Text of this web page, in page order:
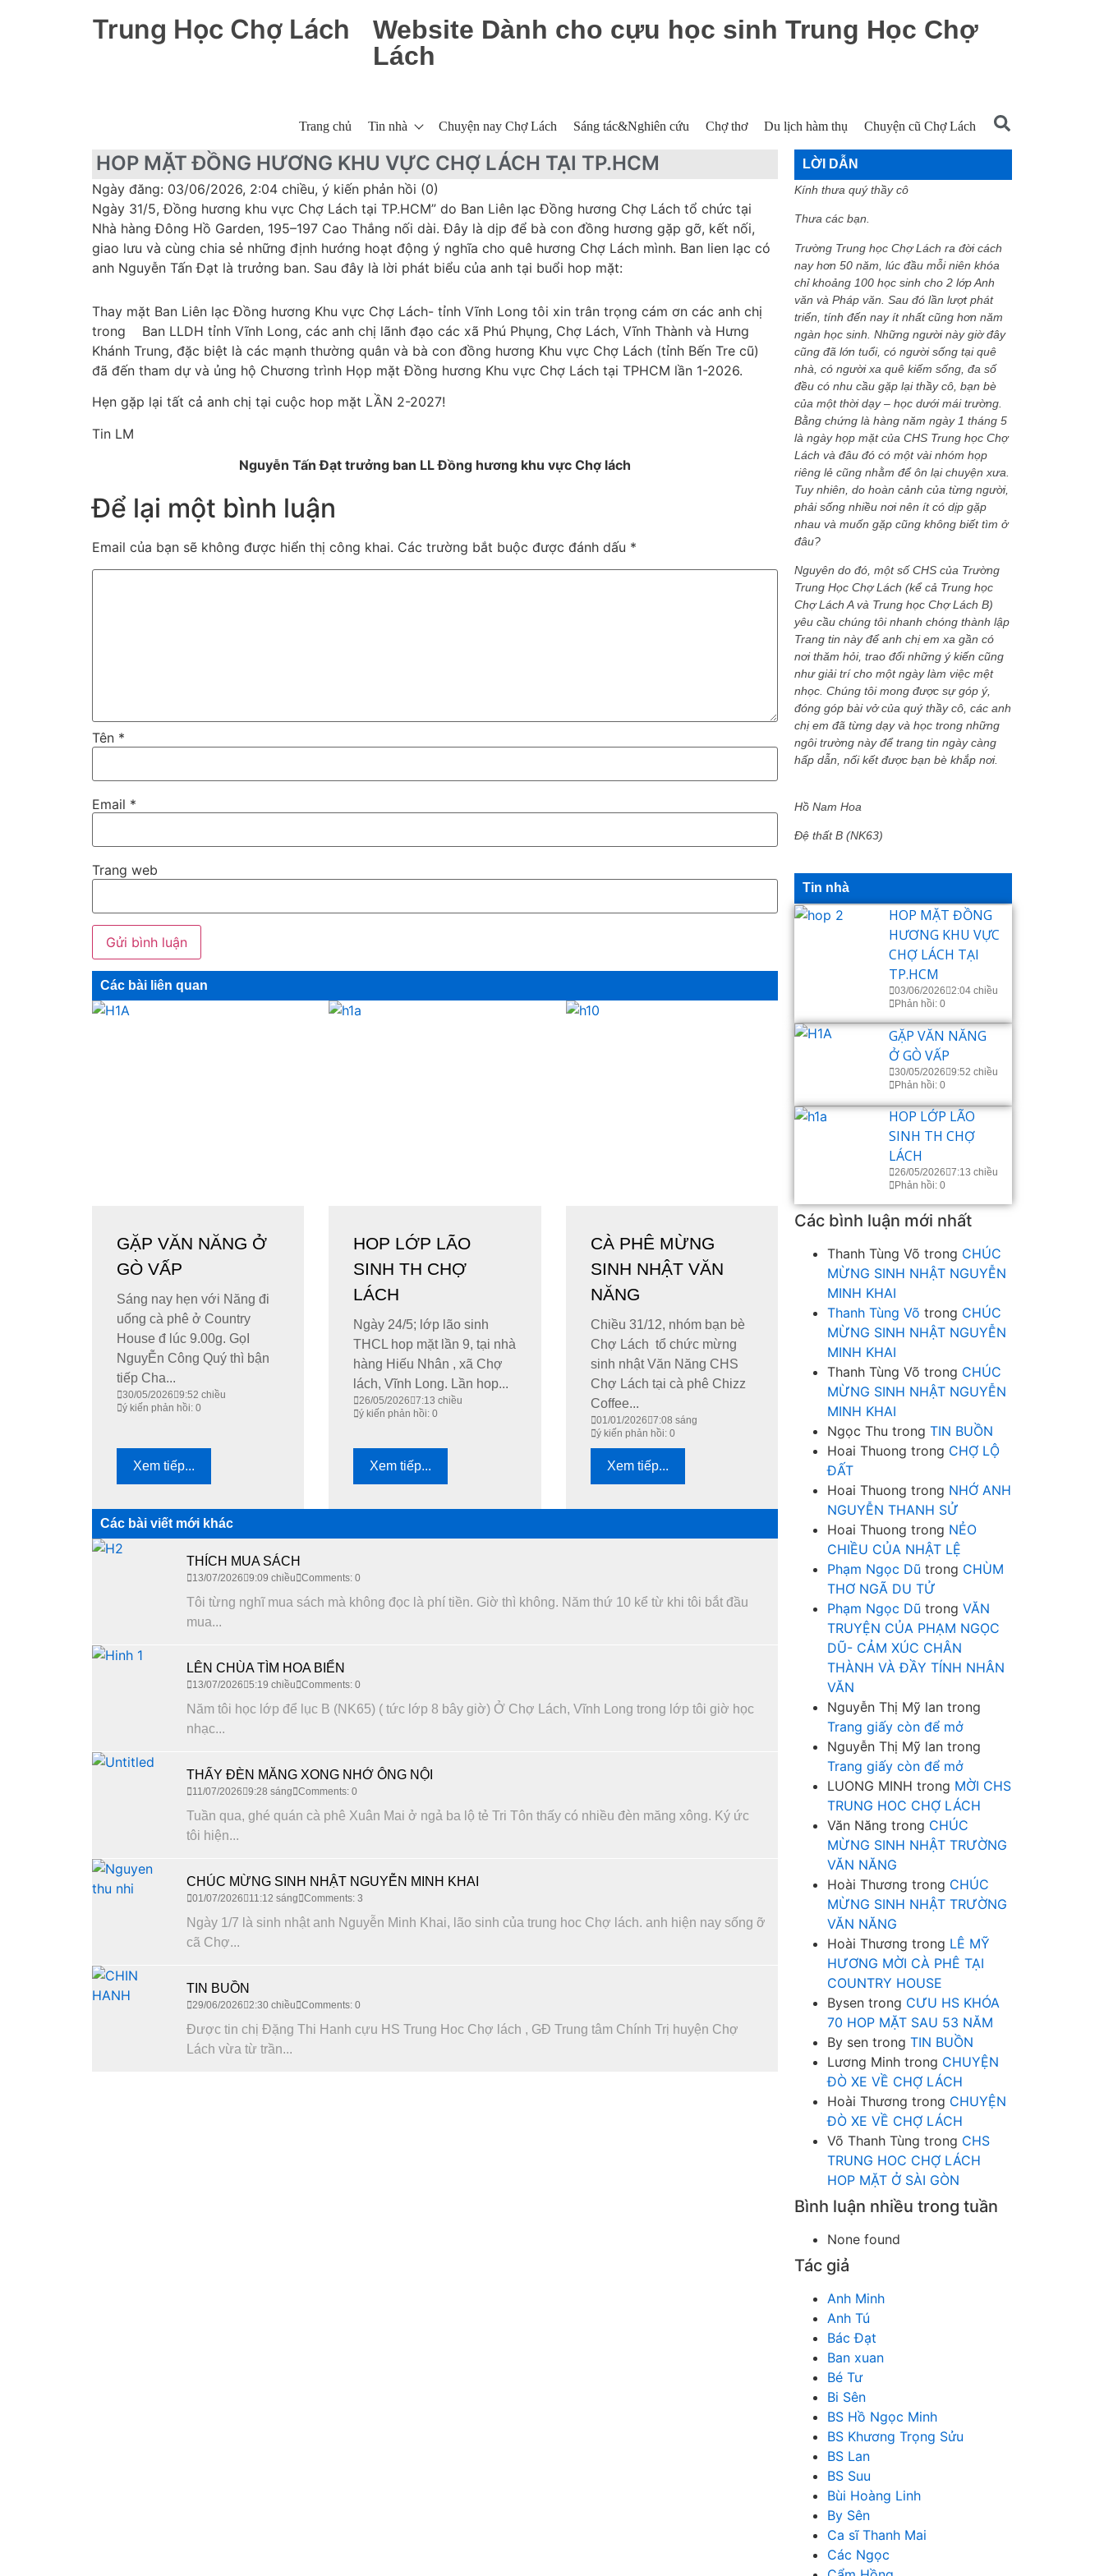
Trung Học Chợ Lách
Website Dành cho cựu học sinh Trung Học Chợ
Lách
Trang chủ Tin nhà Chuyện nay Chợ Lách Sáng tác&Nghiên cứu Chợ thơ Du lịch hàm thụ Chuyện cũ Chợ Lách
HOP MẶT ĐỒNG HƯƠNG KHU VỰC CHỢ LÁCH TẠI TP.HCM
Ngày đăng: 03/06/2026, 2:04 chiều, ý kiến phản hồi (0)
Ngày 31/5, Đồng hương khu vực Chợ Lách tại TP.HCM” do Ban Liên lạc Đồng hương Chợ Lách tổ chức tại
Nhà hàng Đông Hồ Garden, 195–197 Cao Thắng nối dài. Đây là dịp để bà con đồng hương gặp gỡ, kết nối,
giao lưu và cùng chia sẻ những định hướng hoạt động ý nghĩa cho quê hương Chợ Lách mình. Ban lien lạc có
anh Nguyễn Tấn Đạt là trưởng ban. Sau đây là lời phát biểu của anh tại buổi hop mặt:
Thay mặt Ban Liên lạc Đồng hương Khu vực Chợ Lách- tỉnh Vĩnh Long tôi xin trân trọng cám ơn các anh chị
trong Ban LLDH tỉnh Vĩnh Long, các anh chị lãnh đạo các xã Phú Phụng, Chợ Lách, Vĩnh Thành và Hưng
Khánh Trung, đặc biệt là các mạnh thường quân và bà con đồng hương Khu vực Chợ Lách (tỉnh Bến Tre cũ)
đã đến tham dự và ủng hộ Chương trình Họp mặt Đồng hương Khu vực Chợ Lách tại TPHCM lần 1-2026.
Hẹn gặp lại tất cả anh chị tại cuộc hop mặt LẦN 2-2027!
Tin LM
Nguyễn Tấn Đạt trưởng ban LL Đồng hương khu vực Chợ lách
Để lại một bình luận
Email của bạn sẽ không được hiển thị công khai. Các trường bắt buộc được đánh dấu *
Tên *
Email *
Trang web
Các bài liên quan
GẶP VĂN NĂNG Ở
GÒ VẤP
Sáng nay hẹn với Năng đi
uống cà phê ở Country
House đ lúc 9.00g. GọI
NguyỄn Công Quý thì bận
tiếp Cha...
30/05/2026 9:52 chiều
ý kiến phản hồi: 0
Xem tiếp...
HOP LỚP LÃO
SINH TH CHỢ
LÁCH
Ngày 24/5; lớp lão sinh
THCL hop mặt lần 9, tại nhà
hàng Hiếu Nhân , xã Chợ
lách, Vĩnh Long. Lần hop...
26/05/2026 7:13 chiều
ý kiến phản hồi: 0
Xem tiếp...
CÀ PHÊ MỪNG
SINH NHẬT VĂN
NĂNG
Chiều 31/12, nhóm bạn bè
Chợ Lách tổ chức mừng
sinh nhật Văn Năng CHS
Chợ Lách tại cà phê Chizz
Coffee...
01/01/2026 7:08 sáng
ý kiến phản hồi: 0
Xem tiếp...
Các bài viết mới khác
THÍCH MUA SÁCH
13/07/2026 9:09 chiều Comments: 0
Tôi từng nghĩ mua sách mà không đọc là phí tiền. Giờ thì không. Năm thứ 10 kể từ khi tôi bắt đầu
mua...
LÊN CHÙA TÌM HOA BIỂN
13/07/2026 5:19 chiều Comments: 0
Năm tôi học lớp để lục B (NK65) ( tức lớp 8 bây giờ) Ở Chợ Lách, Vĩnh Long trong lớp tôi giờ học
nhạc...
THẤY ĐÈN MĂNG XONG NHỚ ÔNG NỘI
11/07/2026 9:28 sáng Comments: 0
Tuần qua, ghé quán cà phê Xuân Mai ở ngả ba lộ tẻ Tri Tôn thấy có nhiều đèn măng xông. Ký ức
tôi hiện...
CHÚC MỪNG SINH NHẬT NGUYỄN MINH KHAI
01/07/2026 11:12 sáng Comments: 3
Ngày 1/7 là sinh nhật anh Nguyễn Minh Khai, lão sinh của trung hoc Chợ lách. anh hiện nay sống ỡ
cã Chợ...
TIN BUỒN
29/06/2026 2:30 chiều Comments: 0
Được tin chị Đặng Thi Hanh cựu HS Trung Hoc Chợ lách , GĐ Trung tâm Chính Trị huyện Chợ
Lách vừa từ trần...
LỜI DẪN
Kính thưa quý thầy cô
Thưa các bạn.
Trường Trung học Chợ Lách ra đời cách
nay hơn 50 năm, lúc đầu mỗi niên khóa
chỉ khoảng 100 học sinh cho 2 lớp Anh
văn và Pháp văn. Sau đó lần lượt phát
triển, tính đến nay ít nhất cũng hơn năm
ngàn học sinh. Những người này giờ đây
cũng đã lớn tuổi, có người sống tại quê
nhà, có người xa quê kiếm sống, đa số
đều có nhu cầu gặp lại thầy cô, bạn bè
của một thời dạy – học dưới mái trường.
Bằng chứng là hàng năm ngày 1 tháng 5
là ngày họp mặt của CHS Trung học Chợ
Lách và đâu đó có một vài nhóm họp
riêng lẻ cũng nhằm để ôn lại chuyện xưa.
Tuy nhiên, do hoàn cảnh của từng người,
phải sống nhiều nơi nên ít có dịp gặp
nhau và muốn gặp cũng không biết tìm ở
đâu?
Nguyên do đó, một số CHS của Trường
Trung Học Chợ Lách (kể cả Trung học
Chợ Lách A và Trung học Chợ Lách B)
yêu cầu chúng tôi nhanh chóng thành lập
Trang tin này để anh chị em xa gần có
nơi thăm hỏi, trao đổi những ý kiến cũng
như giải trí cho một ngày làm việc mệt
nhọc. Chúng tôi mong được sự góp ý,
đóng góp bài vở của quý thầy cô, các anh
chị em đã từng dạy và học trong những
ngôi trường này để trang tin ngày càng
hấp dẫn, nối kết được bạn bè khắp nơi.
Hồ Nam Hoa
Đệ thất B (NK63)
Tin nhà
HOP MẶT ĐỒNG
HƯƠNG KHU VỰC
CHỢ LÁCH TẠI
TP.HCM
03/06/2026 2:04 chiều
Phản hồi: 0
GẶP VĂN NĂNG
Ở GÒ VẤP
30/05/2026 9:52 chiều
Phản hồi: 0
HOP LỚP LÃO
SINH TH CHỢ
LÁCH
26/05/2026 7:13 chiều
Phản hồi: 0
Các bình luận mới nhất
Thanh Tùng Võ trong CHÚC
MỪNG SINH NHẬT NGUYỄN
MINH KHAI
Thanh Tùng Võ trong CHÚC
MỪNG SINH NHẬT NGUYỄN
MINH KHAI
Thanh Tùng Võ trong CHÚC
MỪNG SINH NHẬT NGUYỄN
MINH KHAI
Ngọc Thu trong TIN BUỒN
Hoai Thuong trong CHỢ LỘ
ĐẤT
Hoai Thuong trong NHỚ ANH
NGUYỄN THANH SỬ
Hoai Thuong trong NẺO
CHIỀU CỦA NHẬT LỆ
Phạm Ngọc Dũ trong CHÙM
THƠ NGÃ DU TỬ
Phạm Ngọc Dũ trong VĂN
TRUYỆN CỦA PHẠM NGỌC
DŨ- CẢM XÚC CHÂN
THÀNH VÀ ĐẦY TÍNH NHÂN
VĂN
Nguyễn Thị Mỹ lan trong
Trang giấy còn để mở
Nguyễn Thị Mỹ lan trong
Trang giấy còn để mở
LUONG MINH trong MỜI CHS
TRUNG HOC CHỢ LÁCH
Văn Năng trong CHÚC
MỪNG SINH NHẬT TRƯỜNG
VĂN NĂNG
Hoài Thương trong CHÚC
MỪNG SINH NHẬT TRƯỜNG
VĂN NĂNG
Hoài Thương trong LÊ MỸ
HƯƠNG MỜI CÀ PHÊ TẠI
COUNTRY HOUSE
Bysen trong CƯU HS KHÓA
70 HOP MẶT SAU 53 NĂM
By sen trong TIN BUỒN
Lương Minh trong CHUYỆN
ĐÒ XE VỀ CHỢ LÁCH
Hoài Thương trong CHUYỆN
ĐÒ XE VỀ CHỢ LÁCH
Võ Thanh Tùng trong CHS
TRUNG HOC CHỢ LÁCH
HOP MẶT Ở SÀI GÒN
Bình luận nhiều trong tuần
None found
Tác giả
Anh Minh
Anh Tú
Bác Đạt
Ban xuan
Bé Tư
Bi Sên
BS Hồ Ngọc Minh
BS Khương Trọng Sửu
BS Lan
BS Suu
Bùi Hoàng Linh
By Sên
Ca sĩ Thanh Mai
Các Ngọc